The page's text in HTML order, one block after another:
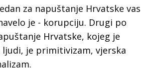
za napuštanje Hrvatske vas
je - korupciju. Drugi po
Hrvatske, kojeg je
ljudi, je primitivizam, vjerska